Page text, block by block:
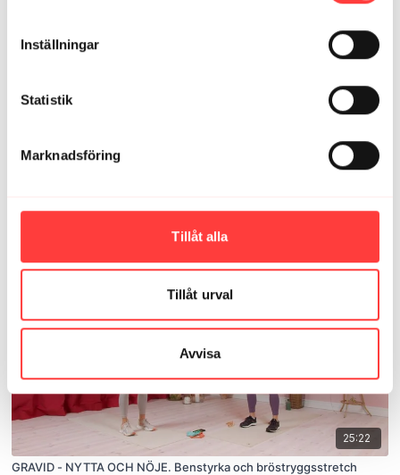
Inställningar
Statistik
Marknadsföring
Tillåt alla
Tillåt urval
Avvisa
GRAVID - SHAKE IT MAMA. Hela överkroppen med hantlar
25:22
GRAVID - NYTTA OCH NÖJE. Benstyrka och bröstryggsstretch